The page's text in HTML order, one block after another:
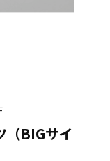
（BIGサイ